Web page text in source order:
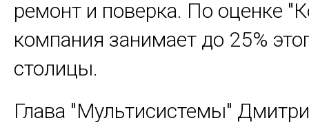
ремонт и поверка. По оценке
компания занимает до 25%
столицы.
Глава "Мультисистемы"